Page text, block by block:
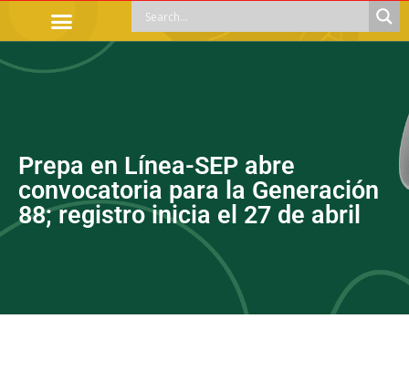
Prepa en Línea-SEP abre
convocatoria para la Generación
88; registro inicia el 27 de abril